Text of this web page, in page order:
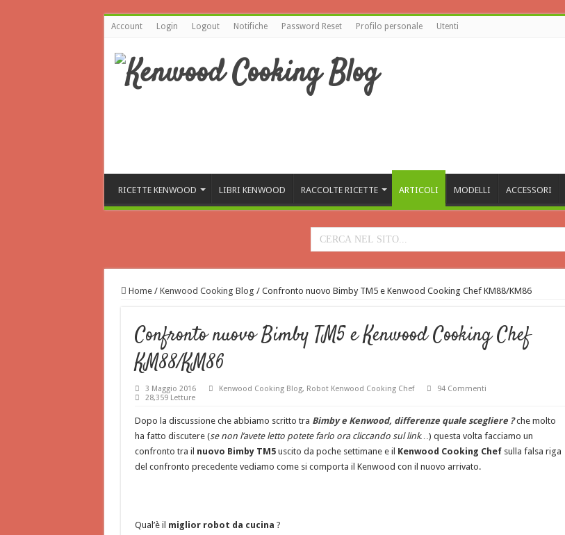
Account Login Logout Notifiche Password Reset Profilo personale Utenti
RICETTE KENWOOD LIBRI KENWOOD RACCOLTE RICETTE ARTICOLI MODELLI ACCESSORI
Home / Kenwood Cooking Blog / Confronto nuovo Bimby TM5 e Kenwood Cooking Chef KM88/KM86
Confronto nuovo Bimby TM5 e Kenwood Cooking Chef
KM88/KM86
3 Maggio 2016 Kenwood Cooking Blog, Robot Kenwood Cooking Chef
94 Commenti
28,359 Letture
Dopo la discussione che abbiamo scritto tra Bimby e Kenwood, differenze quale scegliere ?che molto
ha fatto discutere (se non l’avete letto potete farlo ora cliccando sul link… ) questa volta facciamo un
confronto tra il nuovo Bimby TM5uscito da poche settimane e il Kenwood Cooking Chef sulla falsa riga
del confronto precedente vediamo come si comporta il Kenwood con il nuovo arrivato.
Qual’è il miglior robot da cucina ?